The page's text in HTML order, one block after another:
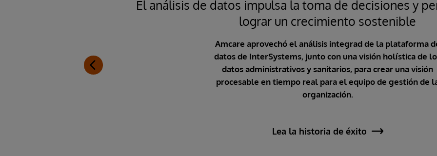
El análisis de datos impulsa la toma de decisiones y
lograr un crecimiento sostenible
Amcare aprovechó el análisis integrad de la plataforma
datos de InterSystems, junto con una visión holística de
datos administrativos y sanitarios, para crear una visión
procesable en tiempo real para el equipo de gestión de
organización.
Lea la historia de éxito